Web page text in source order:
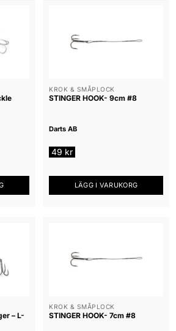
KROK & SMÅPLOCK
STINGER HOOK- 9cm #8
Darts AB
49 kr
LÄGG I VARUKORG
– L-
KROK & SMÅPLOCK
STINGER HOOK- 7cm #8